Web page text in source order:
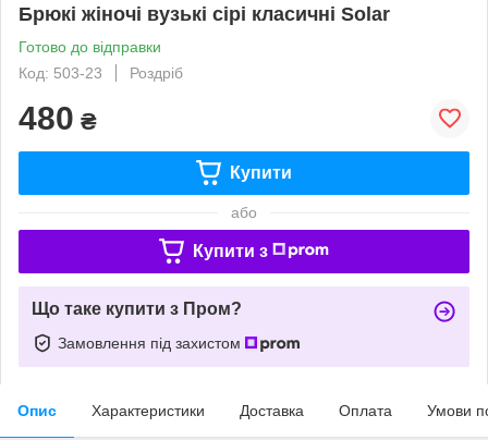
Брюкі жіночі вузькі сірі класичні Solar
Готово до відправки
Код: 503-23
Роздріб
480 ₴
Купити
або
Купити з
Що таке купити з Пром?
Замовлення під захистом
Опис Характеристики Доставка Оплата Умови